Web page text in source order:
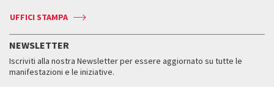
Press
Accrediti
Come raggiungerci
Accrediti
Come raggiungerci
Contatti
Press
Press
Edizioni passate
Orari e sedi
Biglietti
Servizi al pubblico
ASAC DATI
Storia
Orari e sedi
UFFICI STAMPA
NEWSLETTER
Iscriviti alla nostra Newsletter per essere aggiornato su tutte le
manifestazioni e le iniziative.